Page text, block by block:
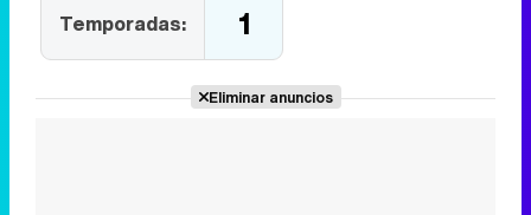
Temporadas: 1
Eliminar anuncios